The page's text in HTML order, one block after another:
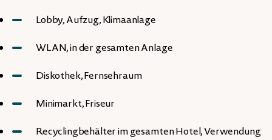
Lobby, Aufzug, Klimaanlage
WLAN, in der gesamten Anlage
Diskothek, Fernsehraum
Minimarkt, Friseur
Recyclingbehälter im gesamten Hotel, Verwendung